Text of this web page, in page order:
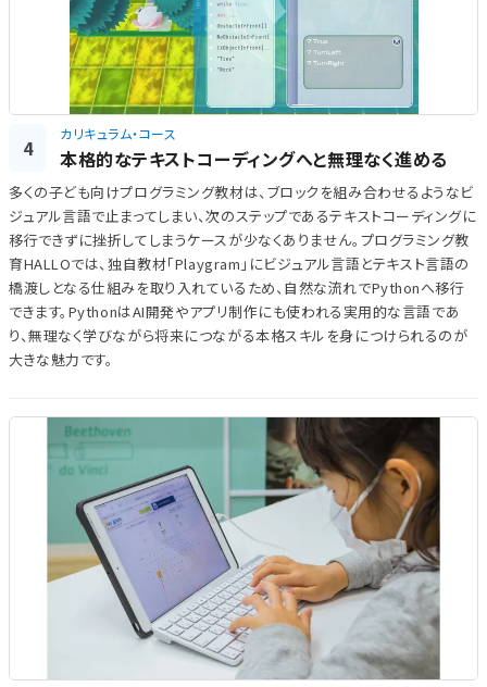
4
カリキュラム・コース
本格的なテキストコーディングへと無理なく進める
多くの子ども向けプログラミング教材は、ブロックを組み合わせるようなビ
ジュアル言語で止まってしまい、次のステップであるテキストコーディングに
移行できずに挫折してしまうケースが少なくありません。プログラミング教
育HALLOでは、独自教材「Playgram」にビジュアル言語とテキスト言語の
橋渡しとなる仕組みを取り入れているため、自然な流れでPythonへ移行
できます。PythonはAI開発やアプリ制作にも使われる実用的な言語であ
り、無理なく学びながら将来につながる本格スキルを身につけられるのが
大きな魅力です。